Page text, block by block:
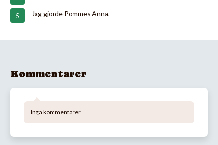
Jag gjorde Pommes Anna.
Kommentarer
Inga kommentarer